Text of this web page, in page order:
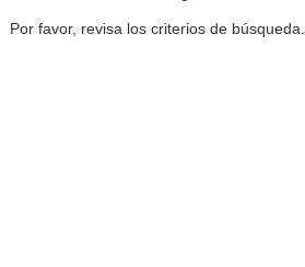
Por favor, revisa los criterios de búsqueda.